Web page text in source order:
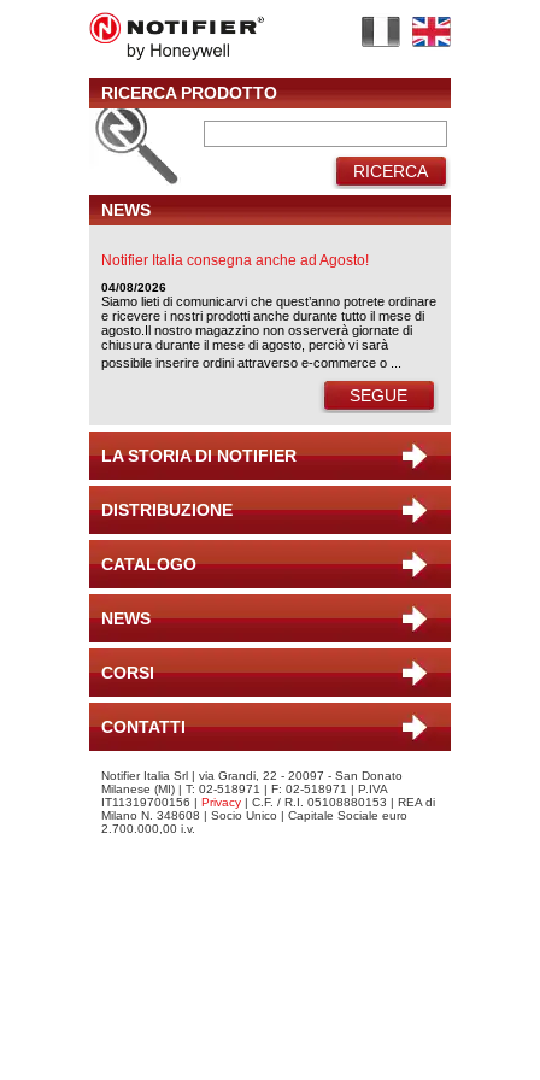
RICERCA PRODOTTO
RICERCA
NEWS
Notifier Italia consegna anche ad Agosto!
04/08/2026
Siamo lieti di comunicarvi che quest’anno potrete ordinare
e ricevere i nostri prodotti anche durante tutto il mese di
agosto.Il nostro magazzino non osserverà giornate di
chiusura durante il mese di agosto, perciò vi sarà
possibile inserire ordini attraverso e-commerce o ...
SEGUE
LA STORIA DI NOTIFIER
DISTRIBUZIONE
CATALOGO
NEWS
CORSI
CONTATTI
Notifier Italia Srl | via Grandi, 22 - 20097 - San Donato
Milanese (MI) | T: 02-518971 | F: 02-518971 | P.IVA
IT11319700156 | Privacy | C.F. / R.I. 05108880153 | REA di
Milano N. 348608 | Socio Unico | Capitale Sociale euro
2.700.000,00 i.v.